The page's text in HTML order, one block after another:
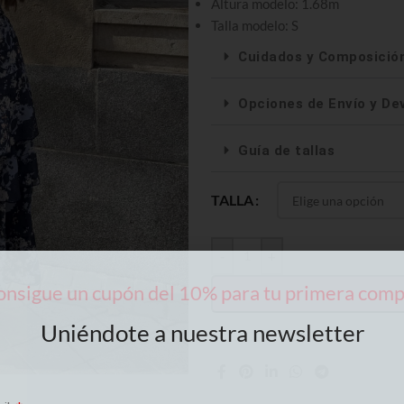
Altura modelo: 1.68m
Talla modelo: S
Cuidados y
Opciones de Envío y
Guía de tallas
TALLA
- +
un cupón del 10% para tu primera
Uniéndote a nuestra newsletter